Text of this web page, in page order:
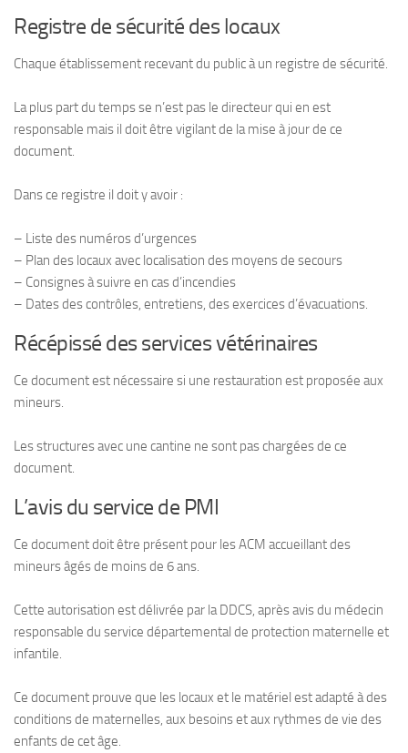
Registre de sécurité des locaux
Chaque établissement recevant du public à un registre de sécurité.
La plus part du temps se n’est pas le directeur qui en est
responsable mais il doit être vigilant de la mise à jour de ce
document.
Dans ce registre il doit y avoir :
– Liste des numéros d’urgences
– Plan des locaux avec localisation des moyens de secours
– Consignes à suivre en cas d’incendies
– Dates des contrôles, entretiens, des exercices d’évacuations.
Récépissé des services vétérinaires
Ce document est nécessaire si une restauration est proposée aux
mineurs.
Les structures avec une cantine ne sont pas chargées de ce
document.
L’avis du service de PMI
Ce document doit être présent pour les ACM accueillant des
mineurs âgés de moins de 6 ans.
Cette autorisation est délivrée par la DDCS, après avis du médecin
responsable du service départemental de protection maternelle et
infantile.
Ce document prouve que les locaux et le matériel est adapté à des
conditions de maternelles, aux besoins et aux rythmes de vie des
enfants de cet âge.